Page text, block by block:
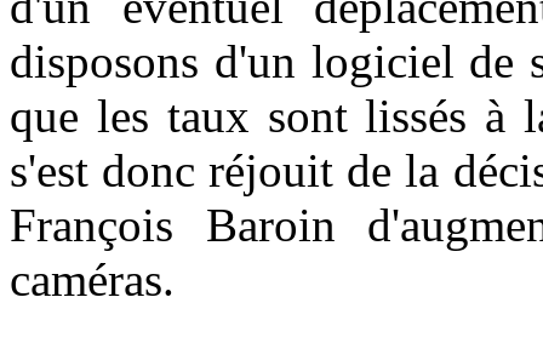
disposons d'un logiciel de
que les taux sont lissés à
s'est donc réjouit de la
François Baroin
caméras.